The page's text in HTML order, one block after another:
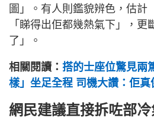
圖」。有人則鑑貌辨色，估計
「睇得出佢都幾熱氣下」，更
了」。
相關閱讀： 搭的士座位驚見兩
樣」坐足全程 司機大讚：佢真
網民建議直接拆咗部